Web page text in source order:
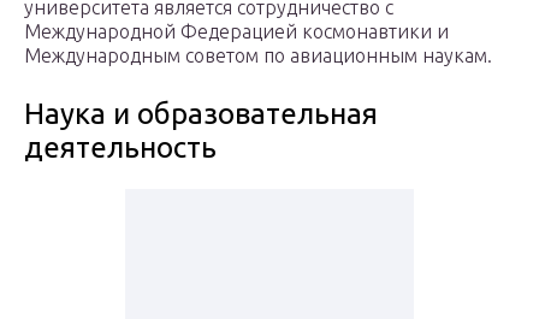
университета является сотрудничество с
Международной Федерацией космонавтики и
Международным советом по авиационным наукам.
Наука и образовательная
деятельность